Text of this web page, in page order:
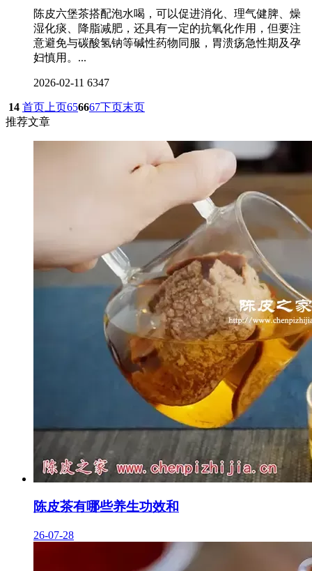
陈皮六堡茶搭配泡水喝，可以促进消化、理气健脾、燥
湿化痰、降脂减肥，还具有一定的抗氧化作用，但要注
意避免与碳酸氢钠等碱性药物同服，胃溃疡急性期及孕
妇慎用。...
2026-02-11 6347
14 首页 上页656667下页末页
推荐文章
陈皮茶有哪些养生功效和
26-07-28